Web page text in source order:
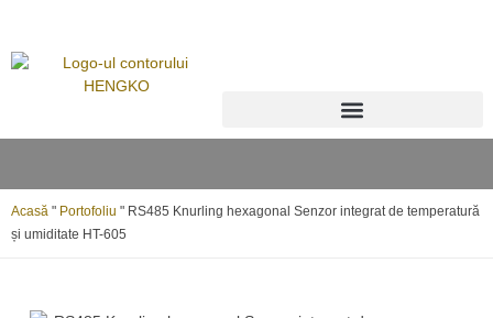
Acasă " Portofoliu " RS485 Knurling hexagonal Senzor integrat de temperatură
și umiditate HT-605